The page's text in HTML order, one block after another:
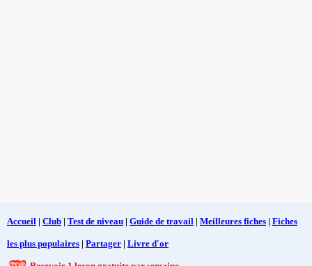
Accueil | Club | Test de niveau | Guide de travail | Meilleures fiches | Fiches
les plus populaires | Partager | Livre d'or